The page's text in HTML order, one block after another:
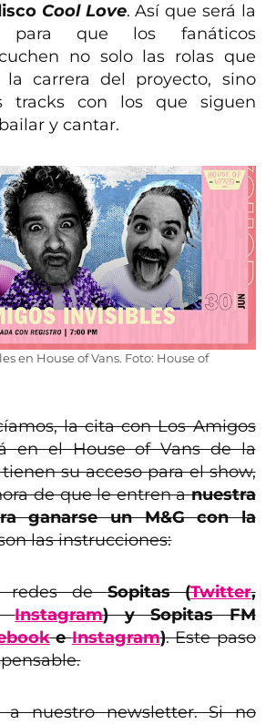
Cool Love. Así que será la
para que los fanáticos
no solo las rolas que
carrera del proyecto, sino
tracks con los que siguen
y cantar.
en House of Vans. Foto: House of
la cita con Los Amigos
en el House of Vans de la
su acceso para el show,
de que le entren anuestra
ganarse un M&G con la
las instrucciones:
redes deSopitas (Twitter,
Instagram) y Sopitas FM
eInstagram). Este paso
a nuestro newsletter. Si no